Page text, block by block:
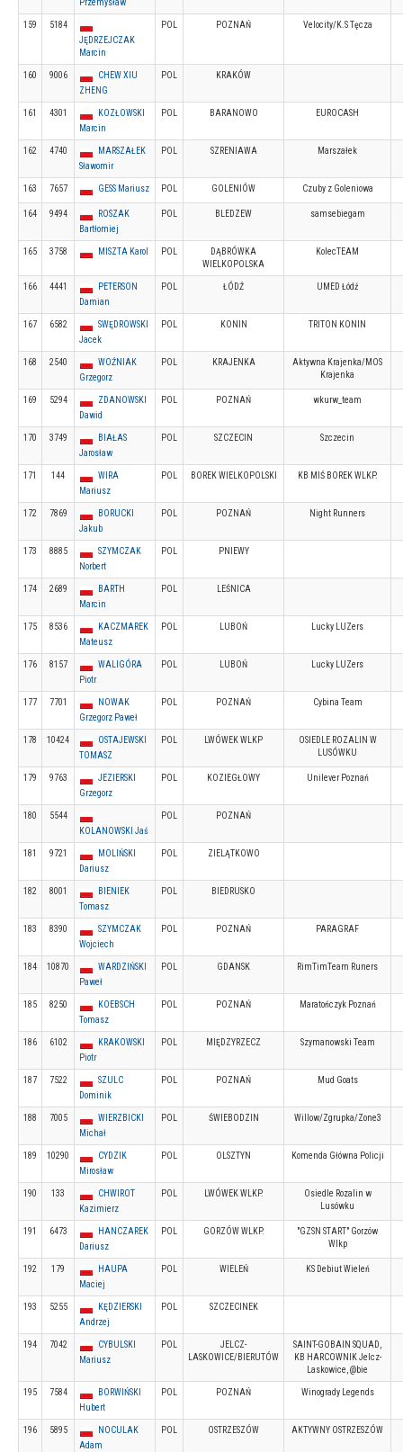
Przemysław
159
5184
JĘDRZEJCZAK
Marcin
POL POZNAŃ Velocity/K.S Tęcza
160 9006
CHEW XIU
ZHENG
POL KRAKÓW
161 4301
KOZŁOWSKI
Marcin
POL BARANOWO EUROCASH
162 4740
MARSZAŁEK
Sławomir
POL SZRENIAWA Marszałek
163 7657 GESS Mariusz POL GOLENIÓW Czuby z Goleniowa
164 9494
ROSZAK
Bartłomiej
POL BLEDZEW samsebiegam
165 3758 MISZTA Karol POL
DĄBRÓWKA
WIELKOPOLSKA
KolecTEAM
166 4441
PETERSON
Damian
POL ŁÓDŹ UMED Łódź
167 6582
SWĘDROWSKI
Jacek
POL KONIN TRITON KONIN
168 2540
WOŹNIAK
Grzegorz
POL KRAJENKA
Aktywna Krajenka/MOS
Krajenka
169 5294
ZDANOWSKI
Dawid
POL POZNAŃ wkurw_team
170 3749
BIAŁAS
Jarosław
POL SZCZECIN Szczecin
171 144
WIRA
Mariusz
POL BOREK WIELKOPOLSKI KB MIŚ BOREK WLKP.
172 7869
BORUCKI
Jakub
POL POZNAŃ Night Runners
173 8885
SZYMCZAK
Norbert
POL PNIEWY
174 2689
BARTH
Marcin
POL LEŚNICA
175 8536
KACZMAREK
Mateusz
POL LUBOŃ Lucky LUZers
176 8157
WALIGÓRA
Piotr
POL LUBOŃ Lucky LUZers
177 7701
NOWAK
Grzegorz Paweł
POL POZNAŃ Cybina Team
178 10424
OSTAJEWSKI
TOMASZ
POL LWÓWEK WLKP
OSIEDLE ROZALIN W
LUSÓWKU
179 9763
JEZIERSKI
Grzegorz
POL KOZIEGŁOWY Unilever Poznań
180
5544
KOLANOWSKI Jaś
POL POZNAŃ
181 9721
MOLIŃSKI
Dariusz
POL ZIELĄTKOWO
182 8001
BIENIEK
Tomasz
POL BIEDRUSKO
183 8390
SZYMCZAK
Wojciech
POL POZNAŃ PARAGRAF
184 10870
WARDZIŃSKI
Paweł
POL GDANSK RimTimTeam Runers
185 8250
KOEBSCH
Tomasz
POL POZNAŃ Maratończyk Poznań
186 6102
KRAKOWSKI
Piotr
POL MIĘDZYRZECZ Szymanowski Team
187 7522
SZULC
Dominik
POL POZNAŃ Mud Goats
188 7005
WIERZBICKI
Michał
POL ŚWIEBODZIN Willow/Zgrupka/Zone3
189 10290
CYDZIK
Mirosław
POL OLSZTYN Komenda Główna Policji
190 133
CHWIROT
Kazimierz
POL LWÓWEK WLKP.
Osiedle Rozalin w
Lusówku
191 6473
HANCZAREK
Dariusz
POL GORZÓW WLKP.
"GZSN START" Gorzów
Wlkp
192 179
HAUPA
Maciej
POL WIELEŃ KS Debiut Wieleń
193 5255
KĘDZIERSKI
Andrzej
POL SZCZECINEK
194 7042
CYBULSKI
Mariusz
POL
JELCZ-
LASKOWICE/BIERUTÓW
SAINT-GOBAIN SQUAD,
KB HARCOWNIK Jelcz-
Laskowice, @bie
195 7584
BORWIŃSKI
Hubert
POL POZNAŃ Winogrady Legends
196 5895
NOCULAK
Adam
POL OSTRZESZÓW AKTYWNY OSTRZESZÓW